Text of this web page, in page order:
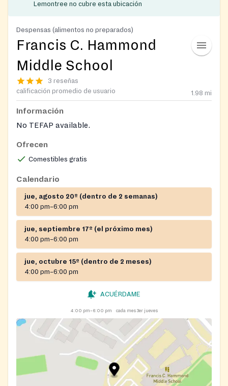
Lemontree no cubre esta ubicación
Despensas (alimentos no preparados)
Francis C. Hammond
Middle School
3 reseñas
calificación promedio de usuario
1.98 mi
Información
No TEFAP available.
Ofrecen
Comestibles gratis
Calendario
jue, agosto 20º (dentro de 2 semanas)
4:00 pm–6:00 pm
jue, septiembre 17º (el próximo mes)
4:00 pm–6:00 pm
jue, octubre 15º (dentro de 2 meses)
4:00 pm–6:00 pm
ACUÉRDAME
4:00 pm–6:00 pm cada mes 3er jueves